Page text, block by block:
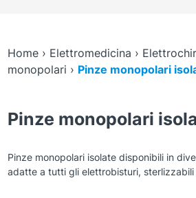
Home› Elettromedicina ›
monopolari › Pinze monopolari
Pinze monopolari
Pinze monopolari isolate disponibili in
adatte a tutti gli elettrobisturi, sterlizzabili